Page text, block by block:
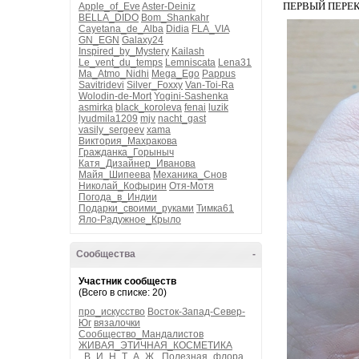
Apple_of_Eve Aster-Deiniz
BELLA_DIDO Bom_Shankahr
Cayetana_de_Alba Didia FLA_VIA
GN_EGN Galaxy24
Inspired_by_Mystery Kailash
Le_vent_du_temps Lemniscata Lena31
Ma_Atmo_Nidhi Mega_Ego Pappus
Savitridevi Silver_Foxxy Van-Toi-Ra
Wolodin-de-Mort Yogini-Sashenka
asmirka black_koroleva fenai luzik
lyudmila1209 mjv nacht_gast
vasily_sergeev xama
Виктория_Махракова
Гражданка_Горыныч
Катя_Дизайнер_Иванова
Майя_Шипеева Механика_Снов
Николай_Кофырин Отя-Мотя
Погода_в_Индии
Подарки_своими_руками Тимка61
Яло-Радужное_Крыло
-
Сообщества
Участник сообществ
(Всего в списке: 20)
про_искусство Восток-Запад-Север-
Юг вязалочки
Сообщество_Мандалистов
ЖИВАЯ_ЭТИЧНАЯ_КОСМЕТИКА
_В_И_Н_Т_А_Ж_
Полезная_флора
ПЕРВЫЙ